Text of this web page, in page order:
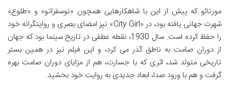
مورنائو که پیش از این با شاهکارهایی همچون «نوسفراتو» و «طلوع»
شهرت جهانی یافته بود، در «City Girl» نیز امضای بصری و روایتگرانه خود
را حفظ کرده است. سال 1930، نقطه عطفی در تاریخ سینما بود که جهان
از دوران صامت به ناطق گذر می کرد، و این فیلم نیز در همین بستر
تاریخی متولد شد، اثری که با جسارت، هم از مزایای دوران صامت بهره
گرفت و هم با ورود صدا، ابعاد جدیدی به روایت خود بخشید.